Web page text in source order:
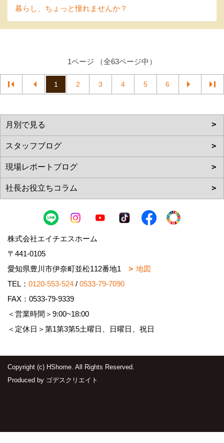
暮らし、ちょっと憧れませんか？
1ページ （全63ページ中）
1 2 3 4 5 6
株式会社エイチエスホーム
〒441-0105
愛知県豊川市伊奈町並松112番地1
地図
TEL： 0120-553-524 / 0533-79-7090
FAX：0533-79-9339
＜営業時間＞9:00~18:00
＜定休日＞第1第3第5土曜日、日曜日、祝日
Copyright (c) HShome. All Rights Reserved.
Produced by ゴデスクリエイト